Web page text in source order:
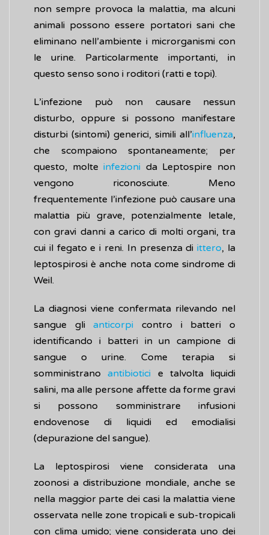
non sempre provoca la malattia, ma alcuni
animali possono essere portatori sani che
eliminano nell’ambiente i microrganismi con
le urine. Particolarmente importanti, in
questo senso sono i roditori (ratti e topi).
L’infezione può non causare nessun
disturbo, oppure si possono manifestare
disturbi (sintomi) generici, simili all’influenza,
che scompaiono spontaneamente; per
questo, molteinfezioni da Leptospire non
vengono riconosciute. Meno
frequentemente l’infezione può causare una
malattia più grave, potenzialmente letale,
con gravi danni a carico di molti organi, tra
cui il fegato e i reni. In presenza diittero, la
leptospirosi è anche nota come sindrome di
Weil.
La diagnosi viene confermata rilevando nel
sangue glianticorpicontro i batteri o
identificando i batteri in un campione di
sangue o urine. Come terapia si
somministranoantibiotici e talvolta liquidi
salini, ma alle persone affette da forme gravi
si possono somministrare infusioni
endovenose di liquidi ed emodialisi
(depurazione del sangue).
La leptospirosi viene considerata una
zoonosi a distribuzione mondiale, anche se
nella maggior parte dei casi la malattia viene
osservata nelle zone tropicali e sub-tropicali
con clima umido; viene considerata uno dei